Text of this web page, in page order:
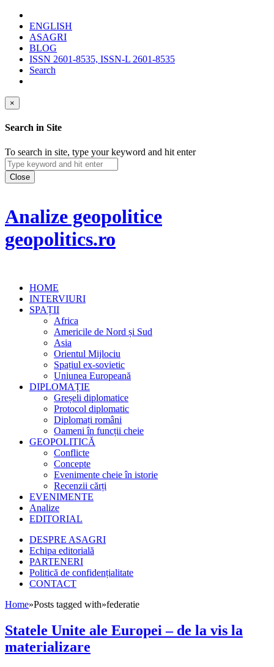
ENGLISH
ASAGRI
BLOG
ISSN 2601-8535, ISSN-L 2601-8535
Search
×
Search in Site
To search in site, type your keyword and hit enter
Close
Analize geopolitice
geopolitics.ro
HOME
INTERVIURI
SPAȚII
Africa
Americile de Nord și Sud
Asia
Orientul Mijlociu
Spațiul ex-sovietic
Uniunea Europeană
DIPLOMAȚIE
Greșeli diplomatice
Protocol diplomatic
Diplomați români
Oameni în funcții cheie
GEOPOLITICĂ
Conflicte
Concepte
Evenimente cheie în istorie
Recenzii cărți
EVENIMENTE
Analize
EDITORIAL
DESPRE ASAGRI
Echipa editorială
PARTENERI
Politică de confidențialitate
CONTACT
Home»Posts tagged with»federatie
Statele Unite ale Europei – de la vis la
materializare